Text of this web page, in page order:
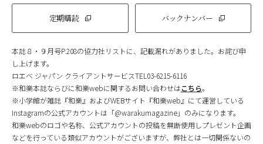
定期購読 バックナンバー
本誌８・９月号P.208の協力社リストに、記載漏れがありました。お詫び申
し上げます。
ロエベ ジャパン クライアントサービスTEL03-6215-6116
※和樂本誌ならびに和樂webに関するお問い合わせはこちら。
※小学館が雑誌『和樂』およびWEBサイト『和樂web』にて運営している
Instagramの公式アカウントは「@warakumagazine」のみになります。
和樂webのロゴや名称、公式アカウントの投稿を無断使用しプレゼント企画
などを行っている類似アカウントがございますが、弊社とは一切関係ないの